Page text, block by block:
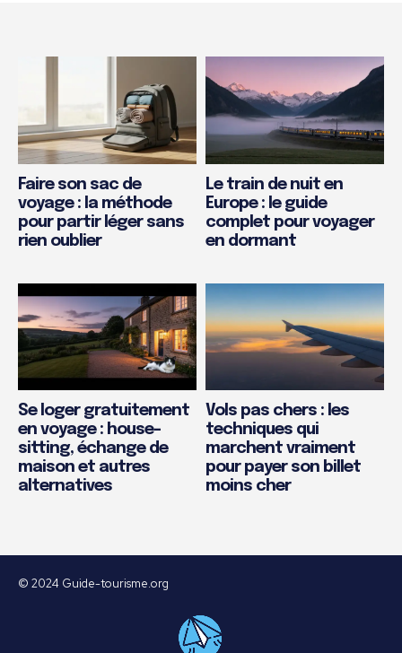
Faire son sac de
voyage : la méthode
pour partir léger sans
rien oublier
Le train de nuit en
Europe : le guide
complet pour voyager
en dormant
Se loger gratuitement
en voyage : house-
sitting, échange de
maison et autres
alternatives
Vols pas chers : les
techniques qui
marchent vraiment
pour payer son billet
moins cher
© 2024 Guide-tourisme.org